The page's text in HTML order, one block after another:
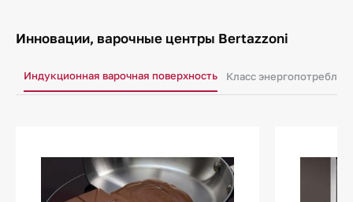
Инновации, варочные центры Bertazzoni
Индукционная варочная поверхность Класс